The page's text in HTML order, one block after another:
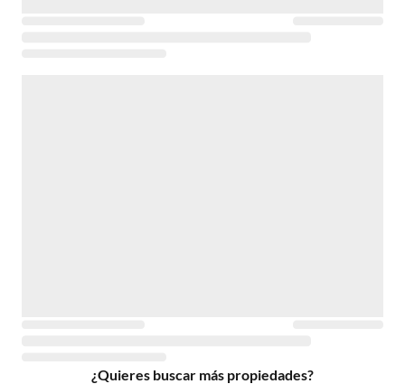
¿Quieres buscar más propiedades?